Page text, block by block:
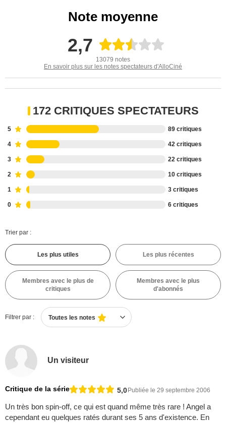
Note moyenne
2,7
13079 notes
En savoir plus sur les notes spectateurs d'AlloCiné
172 CRITIQUES SPECTATEURS
5 89 critiques
4 42 critiques
3 22 critiques
2 10 critiques
1 3 critiques
0 6 critiques
Trier par :
Les plus utiles Les plus récentes
Membres avec le plus de
critiques
Membres avec le plus
d'abonnés
Filtrer par : Toutes les notes
Un visiteur
Critique de la série 5,0Publiée le 29 septembre 2006
Un très bon spin-off, ce qui est quand même très rare ! Angel a
cependant eu quelques ratés durant ses 5 ans d'existence. En